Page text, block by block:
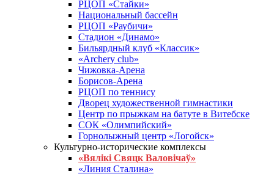
РЦОП «Стайки»
Национальный бассейн
РЦОП «Раубичи»
Стадион «Динамо»
Бильярдный клуб «Классик»
«Archery club»
Чижовка-Арена
Борисов-Арена
РЦОП по теннису
Дворец художественной гимнастики
Центр по прыжкам на батуте в Витебске
СОК «Олимпийский»
Горнолыжный центр «Логойск»
Культурно-исторические комплексы
«Вялікі Свяцк Валовічаў»
«Линия Сталина»